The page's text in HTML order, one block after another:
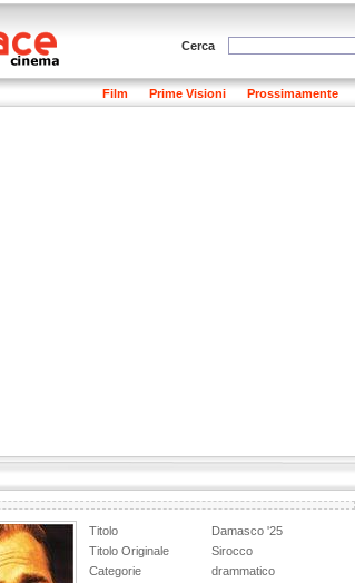
Cerca
Film Prime Visioni Prossimamente
Titolo
Damasco '25
Titolo Originale
Sirocco
Categorie
drammatico